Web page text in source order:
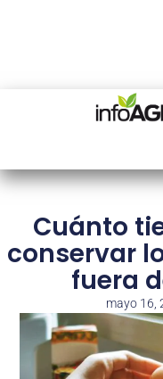
Cuánto
conservar
fuera
mayo 16,